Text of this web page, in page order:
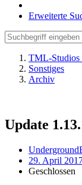
Erweiterte
TML-Studios
Sonstiges
Archiv
Update
29. April
Geschlossen